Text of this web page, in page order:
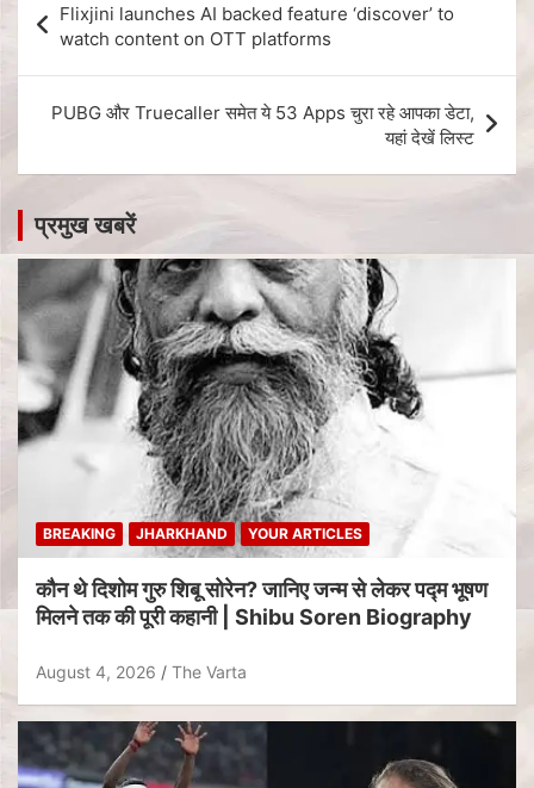
Flixjini launches AI backed feature ‘discover’ to
watch content on OTT platforms
PUBG और Truecaller समेत ये 53 Apps चुरा रहे आपका डेटा,
यहां देखें लिस्ट
प्रमुख खबरें
BREAKING JHARKHAND YOUR ARTICLES
कौन थे दिशोम गुरु शिबू सोरेन? जानिए जन्म से लेकर पद्म भूषण
मिलने तक की पूरी कहानी | Shibu Soren Biography
August 4, 2026 The Varta